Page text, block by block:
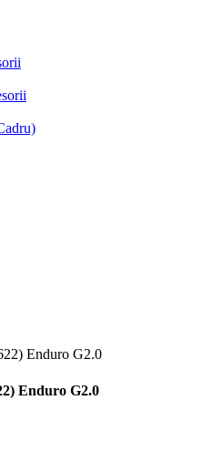
Enduro G2.0